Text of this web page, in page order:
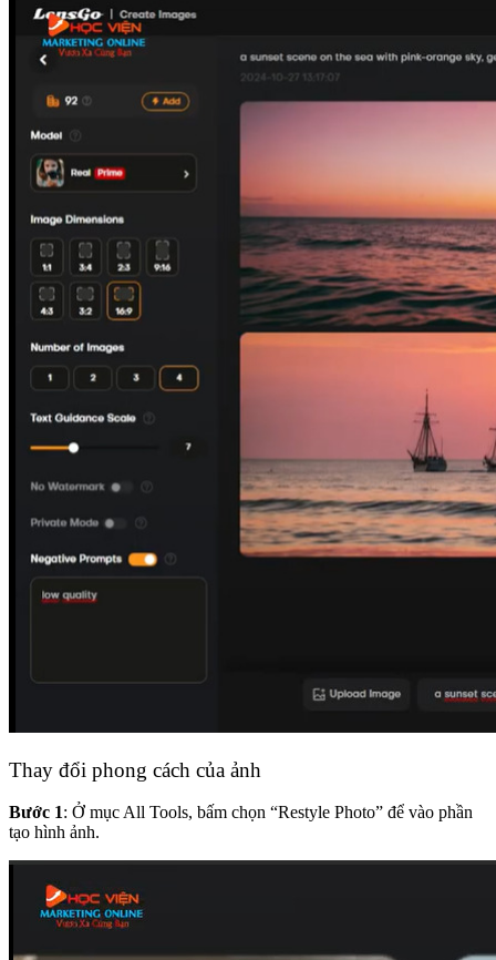
Thay đổi phong cách của ảnh
Bước 1: Ở mục All Tools, bấm chọn “Restyle Photo” để vào phần
tạo hình ảnh.